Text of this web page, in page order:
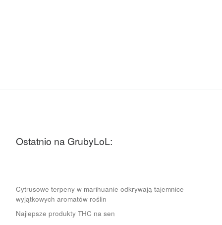
Ostatnio na GrubyLoL:
Cytrusowe terpeny w marihuanie odkrywają tajemnice
wyjątkowych aromatów roślin
Najlepsze produkty THC na sen